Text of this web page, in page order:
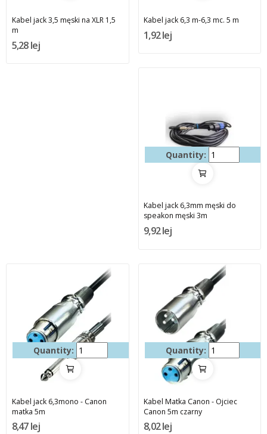
Kabel jack 3,5 męski na XLR 1,5
m
5,28 lej
Kabel jack 6,3 m-6,3 mc. 5 m
1,92 lej
Quantity:
Kabel jack 6,3mm męski do
speakon męski 3m
9,92 lej
Quantity:
Kabel jack 6,3mono - Canon
matka 5m
8,47 lej
Quantity:
Kabel Matka Canon - Ojciec
Canon 5m czarny
8,02 lej